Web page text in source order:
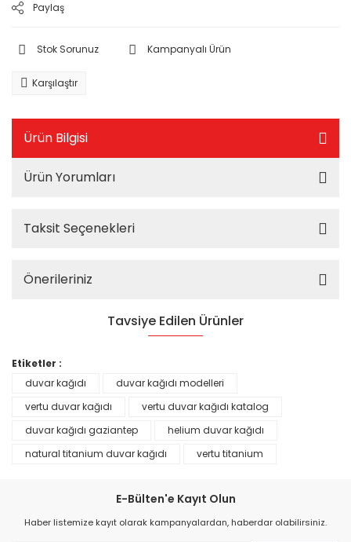
Paylaş
Stok Sorunuz Kampanyalı Ürün
Karşılaştır
Ürün Bilgisi
Ürün Yorumları
Taksit Seçenekleri
Önerileriniz
Tavsiye Edilen Ürünler
Etiketler :
duvar kağıdı
duvar kağıdı modelleri
vertu duvar kağıdı
vertu duvar kağıdı katalog
duvar kağıdı gaziantep
helium duvar kağıdı
natural titanium duvar kağıdı
vertu titanium
E-Bülten'e Kayıt Olun
Haber listemize kayıt olarak kampanyalardan, haberdar olabilirsiniz.